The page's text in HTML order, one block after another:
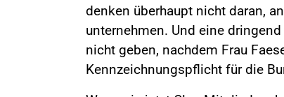
denken überhaupt nicht daran,
unternehmen. Und eine
nicht geben, nachdem Frau
Kennzeichnungspflicht für die